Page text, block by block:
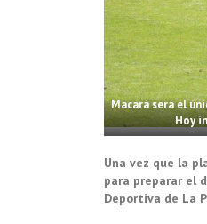
Macará será el
Hoy
Una vez que la
para preparar el
Deportiva de La